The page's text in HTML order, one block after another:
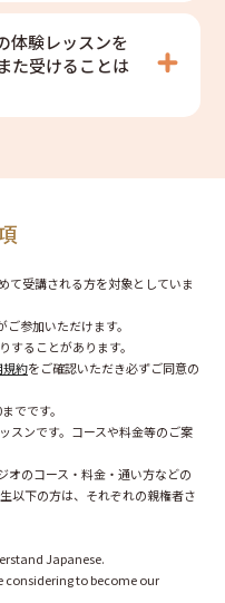
体験レッスンを
た受けることは
て受講される方を対象としていま
参加いただけます。
ることがあります。
規約をご確認いただき必ずご同意の
でです。
スンです。コースや料金等のご案
オのコース・料金・通い方などの
以下の方は、それぞれの親権者さ
Japanese.
considering to become our